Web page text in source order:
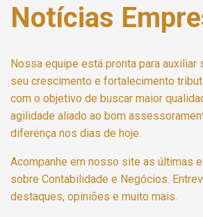
Notícias
Nossa equipe está pronta para auxiliar
seu crescimento e fortalecimento
com o objetivo de buscar maior
agilidade aliado ao bom
diferença nos dias de hoje.
Acompanhe em nosso site as últimas
sobre Contabilidade e Negócios.
destaques, opiniões e muito mais.